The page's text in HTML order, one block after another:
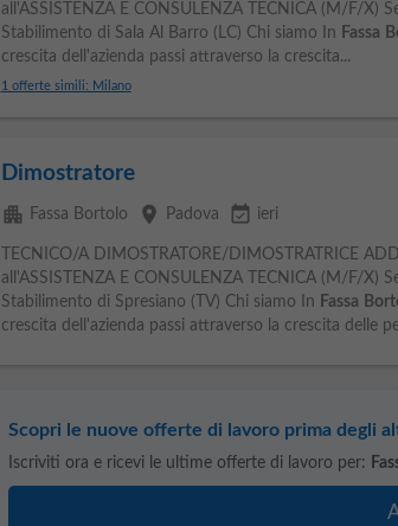
all'ASSISTENZA E CONSULENZA TECNICA (M/F/X)
Stabilimento di Sala Al Barro (LC) Chi siamo In Fassa
crescita dell'azienda passi attraverso la crescita...
1 offerte simili: Milano
Dimostratore
apartment Fassa Bortolo place Padova event_available ieri
TECNICO/A DIMOSTRATORE/DIMOSTRATRICE
all'ASSISTENZA E CONSULENZA TECNICA (M/F/X)
Stabilimento di Spresiano (TV) Chi siamo In Fassa
crescita dell'azienda passi attraverso la crescita delle
Scopri le nuove offerte di lavoro prima degli
Iscriviti ora e ricevi le ultime offerte di lavoro per: